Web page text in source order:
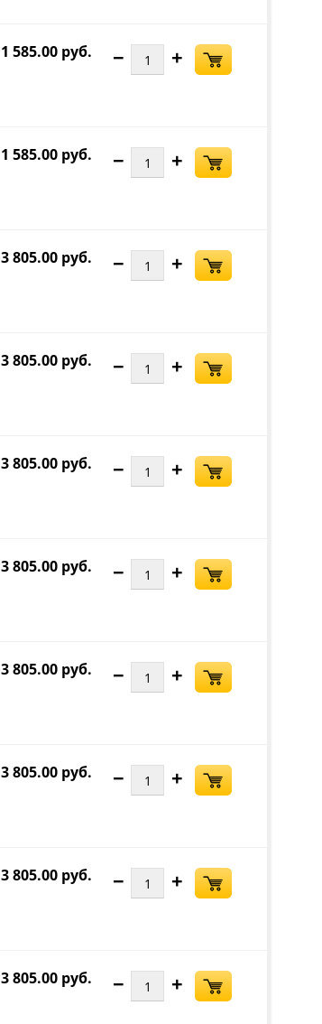
− +
1 585.00 руб.
− +
1 585.00 руб.
− +
3 805.00 руб.
− +
3 805.00 руб.
− +
3 805.00 руб.
− +
3 805.00 руб.
− +
3 805.00 руб.
− +
3 805.00 руб.
− +
3 805.00 руб.
− +
3 805.00 руб.